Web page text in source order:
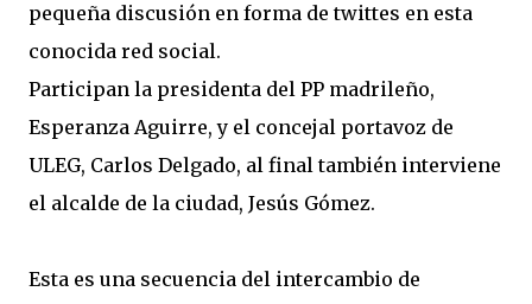
pequeña discusión en forma de twittes en esta
conocida red social.
Participan la presidenta del PP madrileño,
Esperanza Aguirre, y el concejal portavoz de
ULEG, Carlos Delgado, al final también interviene
el alcalde de la ciudad, Jesús Gómez.
Esta es una secuencia del intercambio de